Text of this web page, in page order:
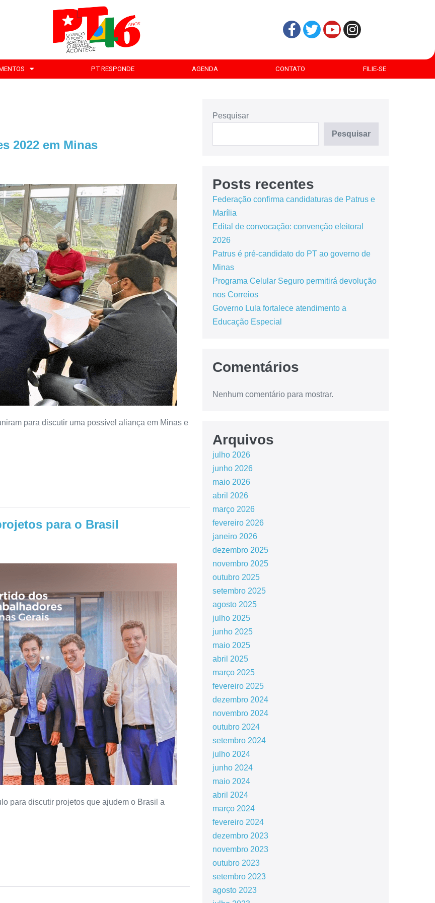
PT RESPONDE AGENDA CONTATO FILIE-SE
2022 em Minas
para discutir uma possível aliança em Minas e
para o Brasil
para discutir projetos que ajudem o Brasil a
Pesquisar
Pesquisar
Posts recentes
Federação confirma candidaturas de Patrus e
Marília
Edital de convocação: convenção eleitoral
2026
Patrus é pré-candidato do PT ao governo de
Minas
Programa Celular Seguro permitirá devolução
nos Correios
Governo Lula fortalece atendimento a
Educação Especial
Comentários
Nenhum comentário para mostrar.
Arquivos
julho 2026
junho 2026
maio 2026
abril 2026
março 2026
fevereiro 2026
janeiro 2026
dezembro 2025
novembro 2025
outubro 2025
setembro 2025
agosto 2025
julho 2025
junho 2025
maio 2025
abril 2025
março 2025
fevereiro 2025
dezembro 2024
novembro 2024
outubro 2024
setembro 2024
julho 2024
junho 2024
maio 2024
abril 2024
março 2024
fevereiro 2024
dezembro 2023
novembro 2023
outubro 2023
setembro 2023
agosto 2023